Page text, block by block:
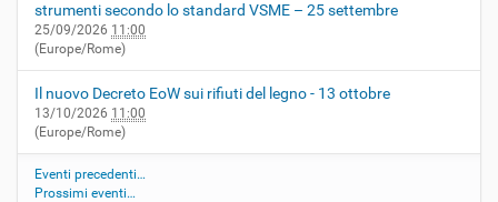
strumenti secondo lo standard VSME – 25 settembre
25/09/2026 11:00
(Europe/Rome)
Il nuovo Decreto EoW sui rifiuti del legno - 13 ottobre
13/10/2026 11:00
(Europe/Rome)
Eventi precedenti…
Prossimi eventi…